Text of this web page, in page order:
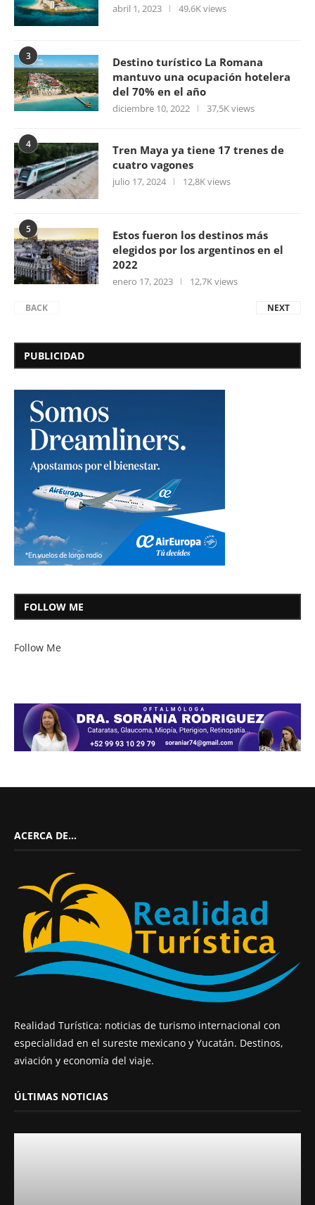
abril 1, 2023 49,6K views
3
Destino turístico La Romana
mantuvo una ocupación hotelera
del 70% en el año
diciembre 10, 2022 37,5K views
4
Tren Maya ya tiene 17 trenes de
cuatro vagones
julio 17, 2024 12,8K views
5
Estos fueron los destinos más
elegidos por los argentinos en el
2022
enero 17, 2023 12,7K views
BACK NEXT
PUBLICIDAD
FOLLOW ME
Follow Me
ACERCA DE…
Realidad Turística: noticias de turismo internacional con
especialidad en el sureste mexicano y Yucatán. Destinos,
aviación y economía del viaje.
ÚLTIMAS NOTICIAS